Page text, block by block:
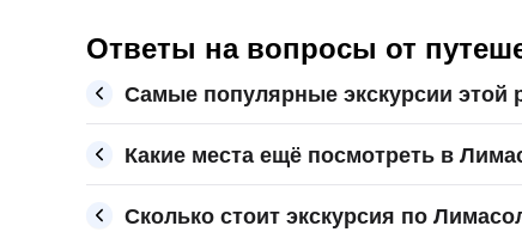
Ответы на вопросы от
Самые популярные экскурсии этой
Какие места ещё посмотреть в
Сколько стоит экскурсия по